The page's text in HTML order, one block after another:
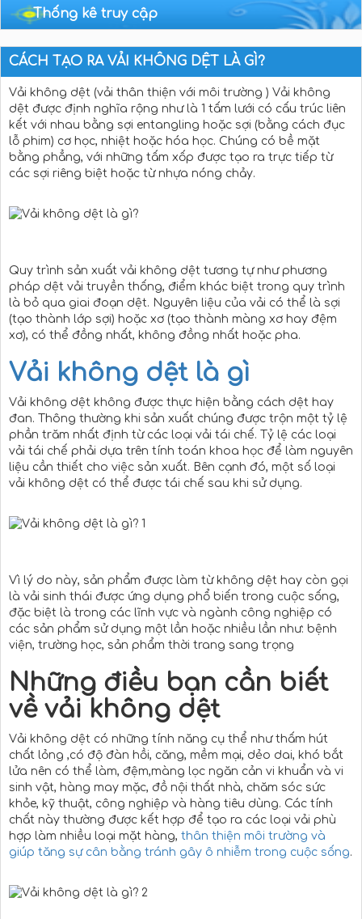
Thống kê truy cập
CÁCH TẠO RA VẢI KHÔNG DỆT LÀ GÌ?
Vải không dệt (vải thân thiện với môi trường ) Vải không
dệt được định nghĩa rộng như là 1 tấm lưới có cấu trúc liên
kết với nhau bằng sợi entangling hoặc sợi (bằng cách đục
lỗ phim) cơ học, nhiệt hoặc hóa học. Chúng có bề mặt
bằng phẳng, với những tấm xốp được tạo ra trực tiếp từ
các sợi riêng biệt hoặc từ nhựa nóng chảy.
Quy trình sản xuất vải không dệt tương tự như phương
pháp dệt vải truyền thống, điểm khác biệt trong quy trình
là bỏ qua giai đoạn dệt. Nguyên liệu của vải có thể là sợi
(tạo thành lớp sợi) hoặc xơ (tạo thành màng xơ hay đệm
xơ), có thể đồng nhất, không đồng nhất hoặc pha.
Vải không dệt là gì
Vải không dệt không được thực hiện bằng cách dệt hay
đan. Thông thường khi sản xuất chúng được trộn một tỷ lệ
phần trăm nhất định từ các loại vải tái chế. Tỷ lệ các loại
vải tái chế phải dựa trên tính toán khoa học để làm nguyên
liệu cần thiết cho việc sản xuất. Bên cạnh đó, một số loại
vải không dệt có thể được tái chế sau khi sử dụng.
Vì lý do này, sản phẩm được làm từ không dệt hay còn gọi
là vải sinh thái được ứng dụng phổ biến trong cuộc sống,
đặc biệt là trong các lĩnh vực và ngành công nghiệp có
các sản phẩm sử dụng một lần hoặc nhiều lần như: bệnh
viện, trường học, sản phẩm thời trang sang trọng
Những điều bạn cần biết
về vải không dệt
Vải không dệt có những tính năng cụ thể như thấm hút
chất lỏng ,có độ đàn hồi, căng, mềm mại, dẻo dai, khó bắt
lửa nên có thể làm, đệm,màng lọc ngăn cản vi khuẩn và vi
sinh vật, hàng may mặc, đồ nội thất nhà, chăm sóc sức
khỏe, kỹ thuật, công nghiệp và hàng tiêu dùng. Các tính
chất này thường được kết hợp để tạo ra các loại vải phù
hợp làm nhiều loại mặt hàng, thân thiện môi trường và
giúp tăng sự cân bằng tránh gây ô nhiễm trong cuộc sống.